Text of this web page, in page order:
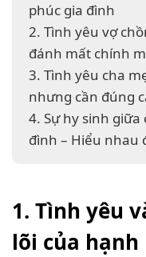
phúc gia đình
2. Tình yêu vợ
đánh mất chính
3. Tình yêu cha
nhưng cần đúng
4. Sự hy sinh
đình – Hiểu nhau
1. Tình yêu
lõi của